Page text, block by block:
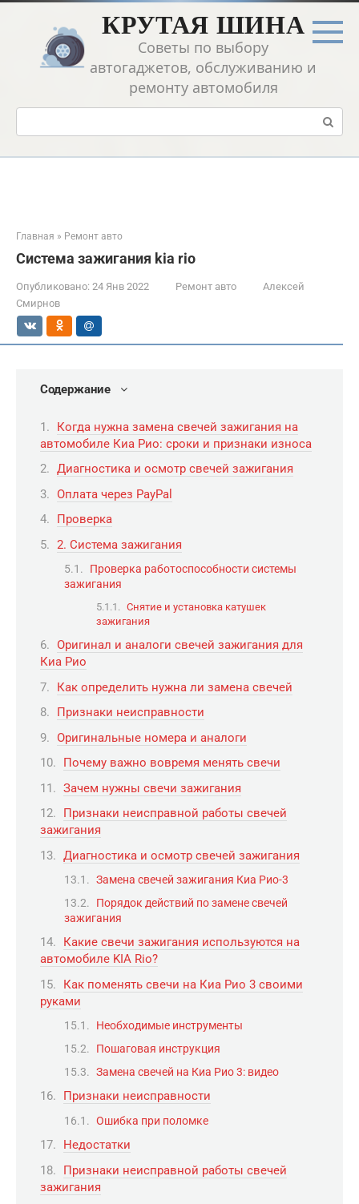
Перейти
контенту
КРУТАЯ ШИНА
Советы по выбору
автогаджетов, обслуживанию и
ремонту автомобиля
Поиск:
Главная » Ремонт авто
Система зажигания kia rio
Опубликовано: 24 Янв 2022 Ремонт авто
Алексей
Смирнов
Содержание
Когда нужна замена свечей зажигания на
автомобиле Киа Рио: сроки и признаки износа
Диагностика и осмотр свечей зажигания
Оплата через PayPal
Проверка
2. Система зажигания
Проверка работоспособности системы
зажигания
Снятие и установка катушек
зажигания
Оригинал и аналоги свечей зажигания для
Киа Рио
Как определить нужна ли замена свечей
Признаки неисправности
Оригинальные номера и аналоги
Почему важно вовремя менять свечи
Зачем нужны свечи зажигания
Признаки неисправной работы свечей
зажигания
Диагностика и осмотр свечей зажигания
Замена свечей зажигания Киа Рио-3
Порядок действий по замене свечей
зажигания
Какие свечи зажигания используются на
автомобиле KIA Rio?
Как поменять свечи на Киа Рио 3 своими
руками
Необходимые инструменты
Пошаговая инструкция
Замена свечей на Киа Рио 3: видео
Признаки неисправности
Ошибка при поломке
Недостатки
Признаки неисправной работы свечей
зажигания